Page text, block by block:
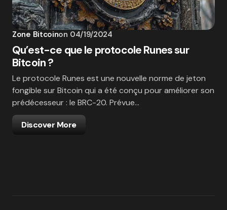
Zone Bitcoinon 04/19/2024
Qu’est-ce que le protocole Runes sur
Bitcoin ?
Le protocole Runes est une nouvelle norme de jeton
fongible sur Bitcoin qui a été conçu pour améliorer son
prédécesseur : le BRC-20. Prévue…
Discover More